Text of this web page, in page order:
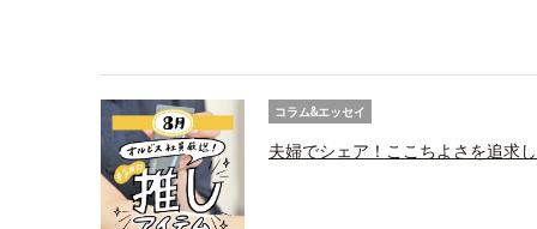
コラム&エッセイ
夫婦でシェア！ここちよさを追求